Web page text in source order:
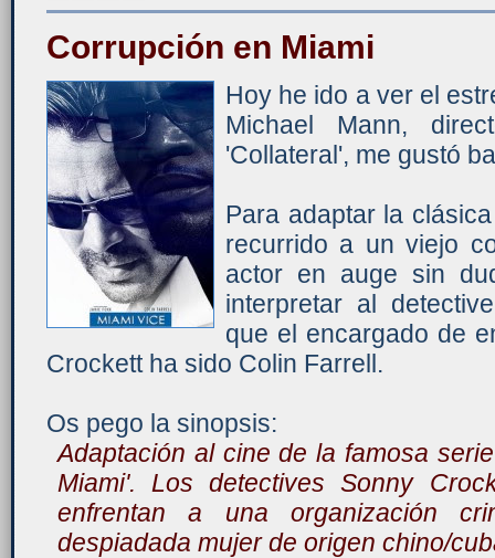
Corrupción en Miami
Hoy he ido a ver el
Michael Mann,
'Collateral', me gustó
Para adaptar la
recurrido a un viejo
actor en auge sin
interpretar al
que el encargado de
Crockett ha sido Colin Farrell.
Os pego la sinopsis:
Adaptación al cine de la famosa
Miami'. Los detectives Sonny
enfrentan a una organización
despiadada mujer de origen chino/